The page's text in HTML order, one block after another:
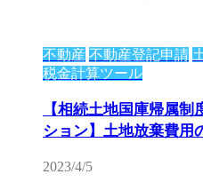
不動産 不動産登記申請
税金計算ツール
【相続土地国庫帰属
ション】土地放棄費用
2023/4/5